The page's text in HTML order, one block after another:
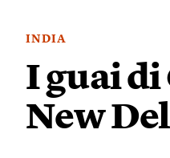
INDIA
I guai
New